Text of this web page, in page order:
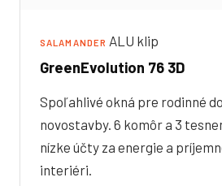
SALAMANDER ALU klip
GreenEvolution 76 3D
Spoľahlivé okná pre rodinné
novostavby. 6 komôr a 3
nízke účty za energie a
interiéri.